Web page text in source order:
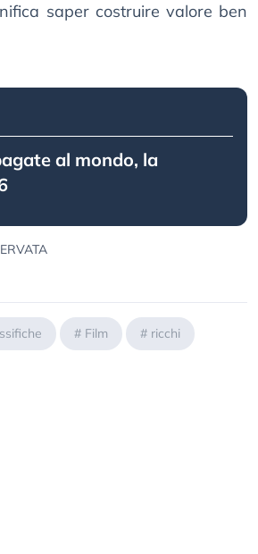
saper costruire valore ben
al mondo, la
# Film # ricchi